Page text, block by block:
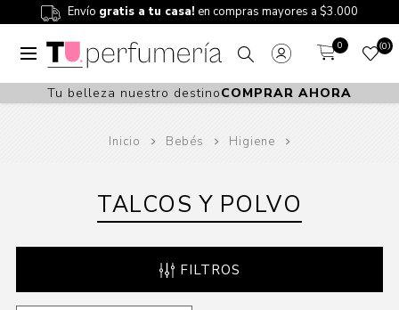
Envío gratis a tu casa! en compras mayores a $3.000
0 0
Tu belleza nuestro destinoCOMPRAR AHORA
Inicio Bebés Higiene
TALCOS Y POLVO
FILTROS